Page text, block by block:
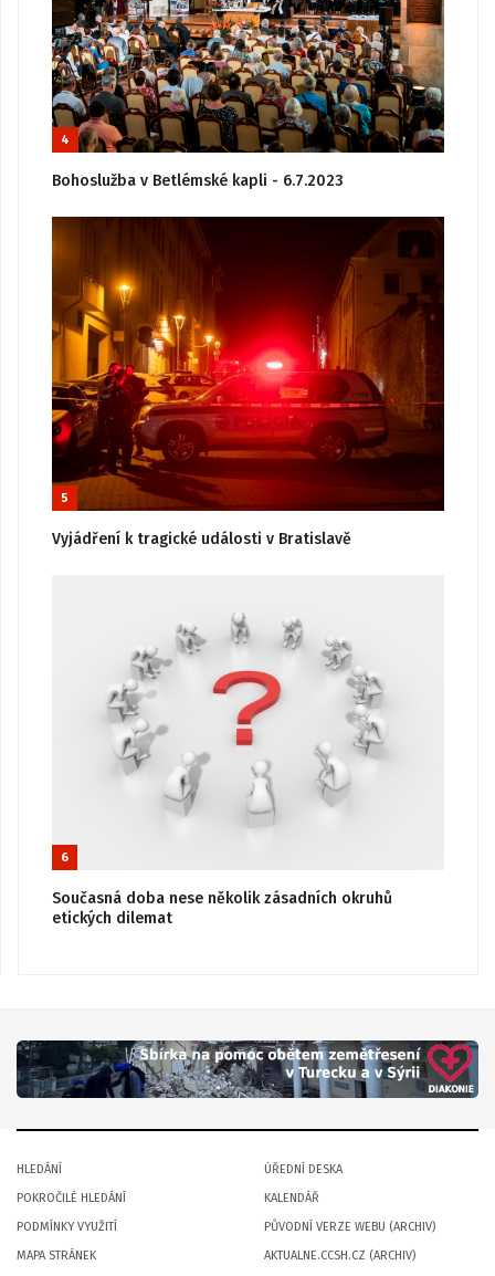
4
Bohoslužba v Betlémské kapli - 6.7.2023
5
Vyjádření k tragické události v Bratislavě
6
Současná doba nese několik zásadních okruhů
etických dilemat
HLEDÁNÍ
POKROČILÉ HLEDÁNÍ
PODMÍNKY VYUŽITÍ
MAPA STRÁNEK
ÚŘEDNÍ DESKA
KALENDÁŘ
PŮVODNÍ VERZE WEBU (ARCHIV)
AKTUALNE.CCSH.CZ (ARCHIV)